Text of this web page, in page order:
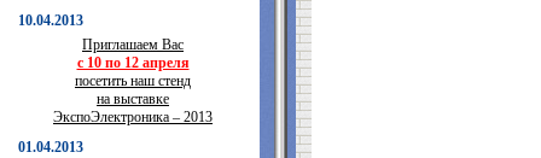
10.04.2013
Приглашаем Вас
с 10 по 12 апреля
посетить наш стенд
на выставке
ЭкспоЭлектроника – 2013
01.04.2013